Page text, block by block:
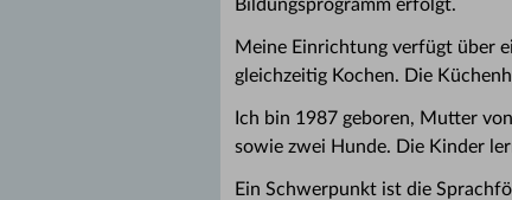
Bildungsprogramm erfolgt.
Meine Einrichtung verfügt über
gleichzeitig Kochen. Die
Ich bin 1987 geboren, Mutter
sowie zwei Hunde. Die Kinder
Ein Schwerpunkt ist die